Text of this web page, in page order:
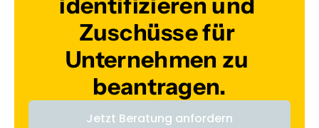
Zuschüsse für
Unternehmen zu
beantragen.
Jetzt Beratung anfordern